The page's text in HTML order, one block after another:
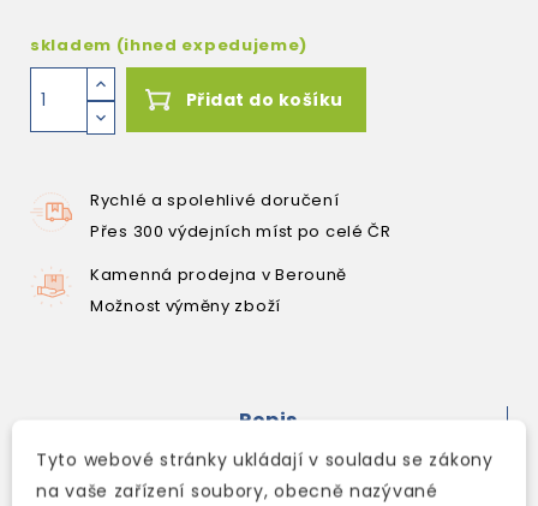
skladem (ihned expedujeme)
Přidat do košíku
Rychlé a spolehlivé doručení
Přes 300 výdejních míst po celé ČR
Kamenná prodejna v Berouně
Možnost výměny zboží
Popis
Detaily produktu
Tyto webové stránky ukládají v souladu se zákony
na vaše zařízení soubory, obecně nazývané